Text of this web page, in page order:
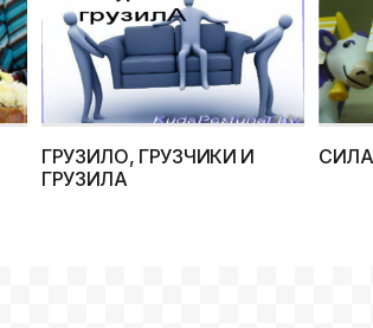
ГРУЗИЛО, ГРУЗЧИКИ И
ГРУЗИЛА